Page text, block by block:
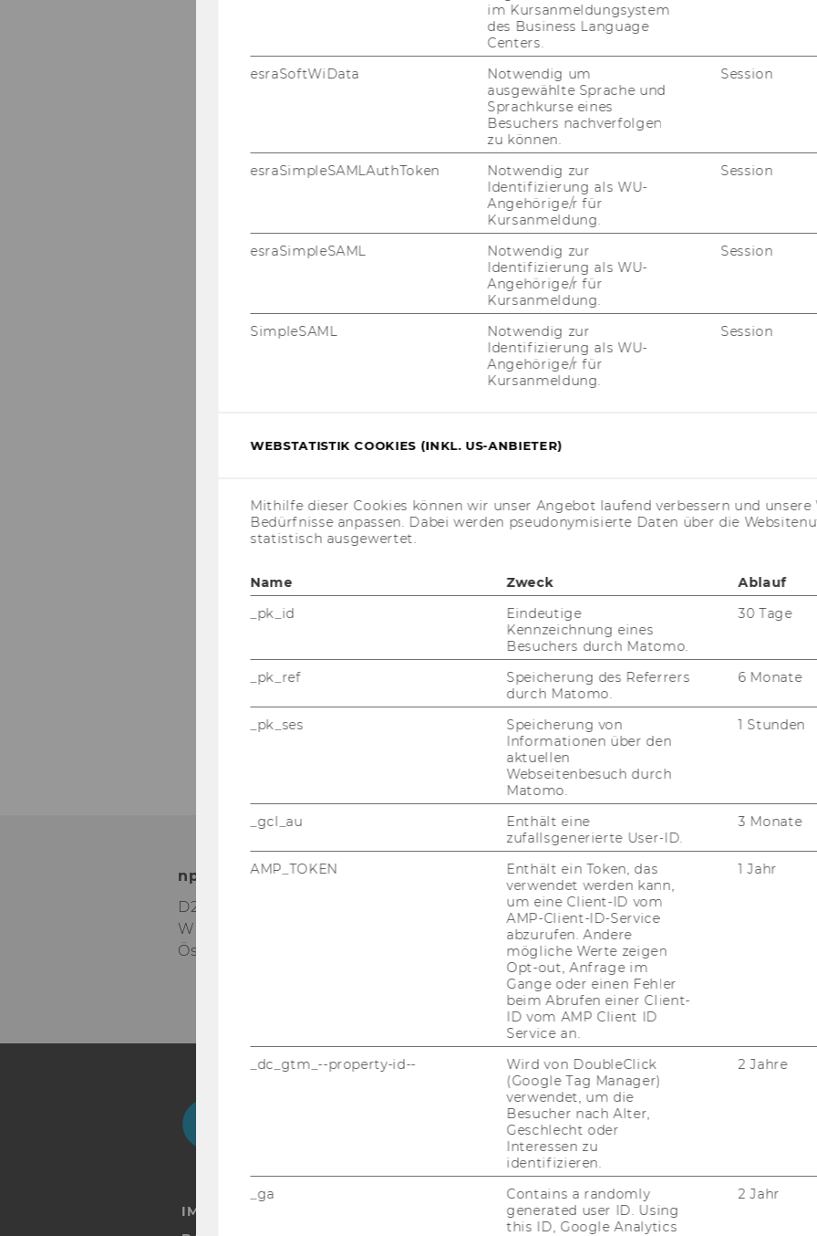
npo­Aus­tria
D2 - Welt­han­dels­platz 1
Wien 1020
Ös­ter­reich
Kon­takt
Tel: +43 1 31336 4288
E-​Mail:npo­aus­tria@wu.ac.at
Büro: Mo.-Fr. 09:00 bis 17:00
NewsletterBluesky
IMPRESSUM
im Kursanmeldungsystem
des Business Language
Centers.
esraSoftWiData
Notwendig um
ausgewählte Sprache und
Sprachkurse eines
Besuchers nachverfolgen
zu können.
Session
esraSimpleSAMLAuthToken
Notwendig zur
Identifizierung als WU-
Angehörige/r für
Kursanmeldung.
Session
esraSimpleSAML
Notwendig zur
Identifizierung als WU-
Angehörige/r für
Kursanmeldung.
Session
SimpleSAML
Notwendig zur
Identifizierung als WU-
Angehörige/r für
Kursanmeldung.
Session
WEBSTATISTIK COOKIES (INKL. US-ANBIETER)
Mithilfe dieser Cookies können wir unser Angebot laufend verbessern und unsere
Bedürfnisse anpassen. Dabei werden pseudonymisierte Daten über die
statistisch ausgewertet.
Name Zweck Ablauf
_pk_id
Eindeutige
Kennzeichnung eines
Besuchers durch Matomo.
30 Tage
_pk_ref
Speicherung des Referrers
durch Matomo.
6 Monate
_pk_ses
Speicherung von
Informationen über den
aktuellen
Webseitenbesuch durch
Matomo.
1 Stunden
_gcl_au
Enthält eine
zufallsgenerierte User-ID.
3 Monate
AMP_TOKEN
Enthält ein Token, das
verwendet werden kann,
um eine Client-ID vom
AMP-Client-ID-Service
abzurufen. Andere
mögliche Werte zeigen
Opt-out, Anfrage im
Gange oder einen Fehler
beim Abrufen einer Client-
ID vom AMP Client ID
Service an.
1 Jahr
_dc_gtm_--property-id--
Wird von DoubleClick
(Google Tag Manager)
verwendet, um die
Besucher nach Alter,
Geschlecht oder
Interessen zu
identifizieren.
2 Jahre
_ga
Contains a randomly
generated user ID. Using
this ID, Google Analytics
2 Jahr